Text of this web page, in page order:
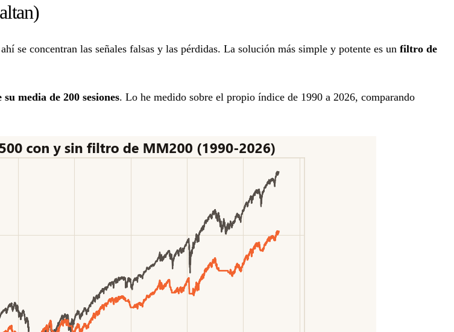
se concentran las señales falsas y las pérdidas. La solución más simple y potente es un filtro de
media de 200 sesiones. Lo he medido sobre el propio índice de 1990 a 2026, comparando